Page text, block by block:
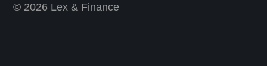
© 2026 Lex & Finance